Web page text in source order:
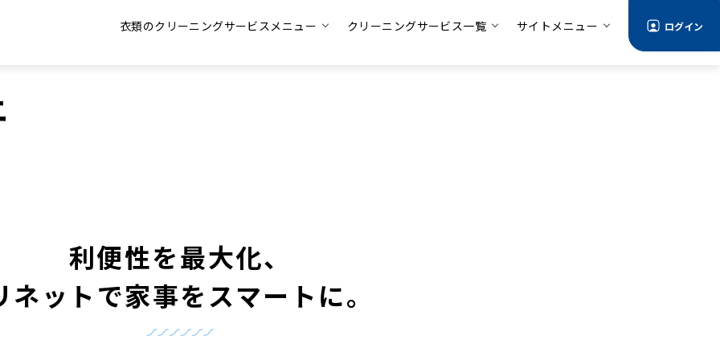
衣類のクリーニングサービスメニュー クリーニングサービス一覧 サイトメニュー ログイン
利便性を最大化、
ネットで家事をスマートに。